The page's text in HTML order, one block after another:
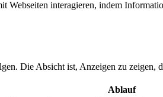
Webseiten interagieren, indem
Die Absicht ist, Anzeigen zu
Ablauf